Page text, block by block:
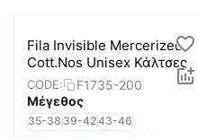
Fila Invisible Mercerized
Cott.Nos Unisex Κάλτσες
CODE:
F1735-200
Μέγεθος
35-38 39-4243-46